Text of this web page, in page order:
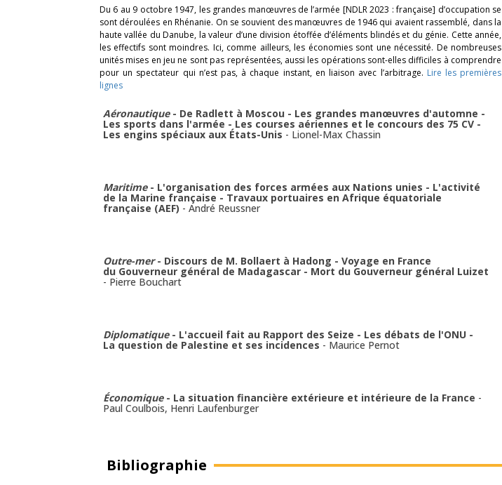
Du 6 au 9 octobre 1947, les grandes manœuvres de l’armée [NDLR 2023 : française] d’occupation se
sont déroulées en Rhénanie. On se souvient des manœuvres de 1946 qui avaient rassemblé, dans la
haute vallée du Danube, la valeur d’une division étoffée d’éléments blindés et du génie. Cette année,
les effectifs sont moindres. Ici, comme ailleurs, les économies sont une nécessité. De nombreuses
unités mises en jeu ne sont pas représentées, aussi les opérations sont-elles difficiles à comprendre
pour un spectateur qui n’est pas, à chaque instant, en liaison avec l’arbitrage. Lire les premières
lignes
Aéronautique - De Radlett à Moscou - Les grandes manœuvres d'automne -
Les sports dans l'armée - Les courses aériennes et le concours des 75 CV -
Les engins spéciaux aux États-Unis - Lionel-Max Chassin
Maritime - L'organisation des forces armées aux Nations unies - L'activité
de la Marine française - Travaux portuaires en Afrique équatoriale
française (AEF) - André Reussner
Outre-mer- Discours de M. Bollaert à Hadong - Voyage en France
du Gouverneur général de Madagascar - Mort du Gouverneur général Luizet
- Pierre Bouchart
Diplomatique - L'accueil fait au Rapport des Seize - Les débats de l'ONU -
La question de Palestine et ses incidences - Maurice Pernot
Économique - La situation financière extérieure et intérieure de la France -
Paul Coulbois, Henri Laufenburger
Bibliographie